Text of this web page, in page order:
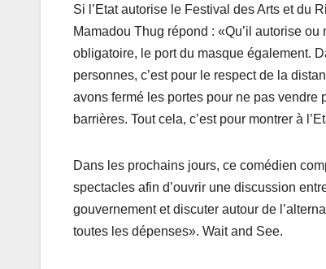
Si l’Etat autorise le Festival des Arts et du
Mamadou Thug répond : «Qu’il autorise
obligatoire, le port du masque également.
personnes, c’est pour le respect de la
avons fermé les portes pour ne pas vendre
barrières. Tout cela, c’est pour montrer à
Dans les prochains jours, ce comédien
spectacles afin d’ouvrir une discussion
gouvernement et discuter autour de
toutes les dépenses». Wait and See.